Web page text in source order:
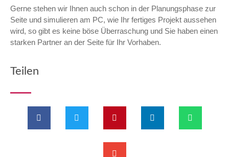
Gerne stehen wir Ihnen auch schon in der Planungsphase zur
Seite und simulieren am PC, wie Ihr fertiges Projekt aussehen
wird, so gibt es keine böse Überraschung und Sie haben einen
starken Partner an der Seite für Ihr Vorhaben.
Teilen